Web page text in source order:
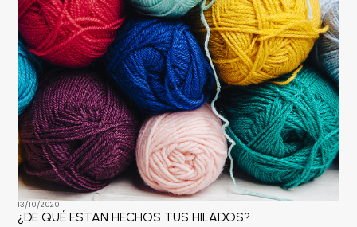
13/10/2020
¿DE QUÉ ESTAN HECHOS TUS HILADOS?